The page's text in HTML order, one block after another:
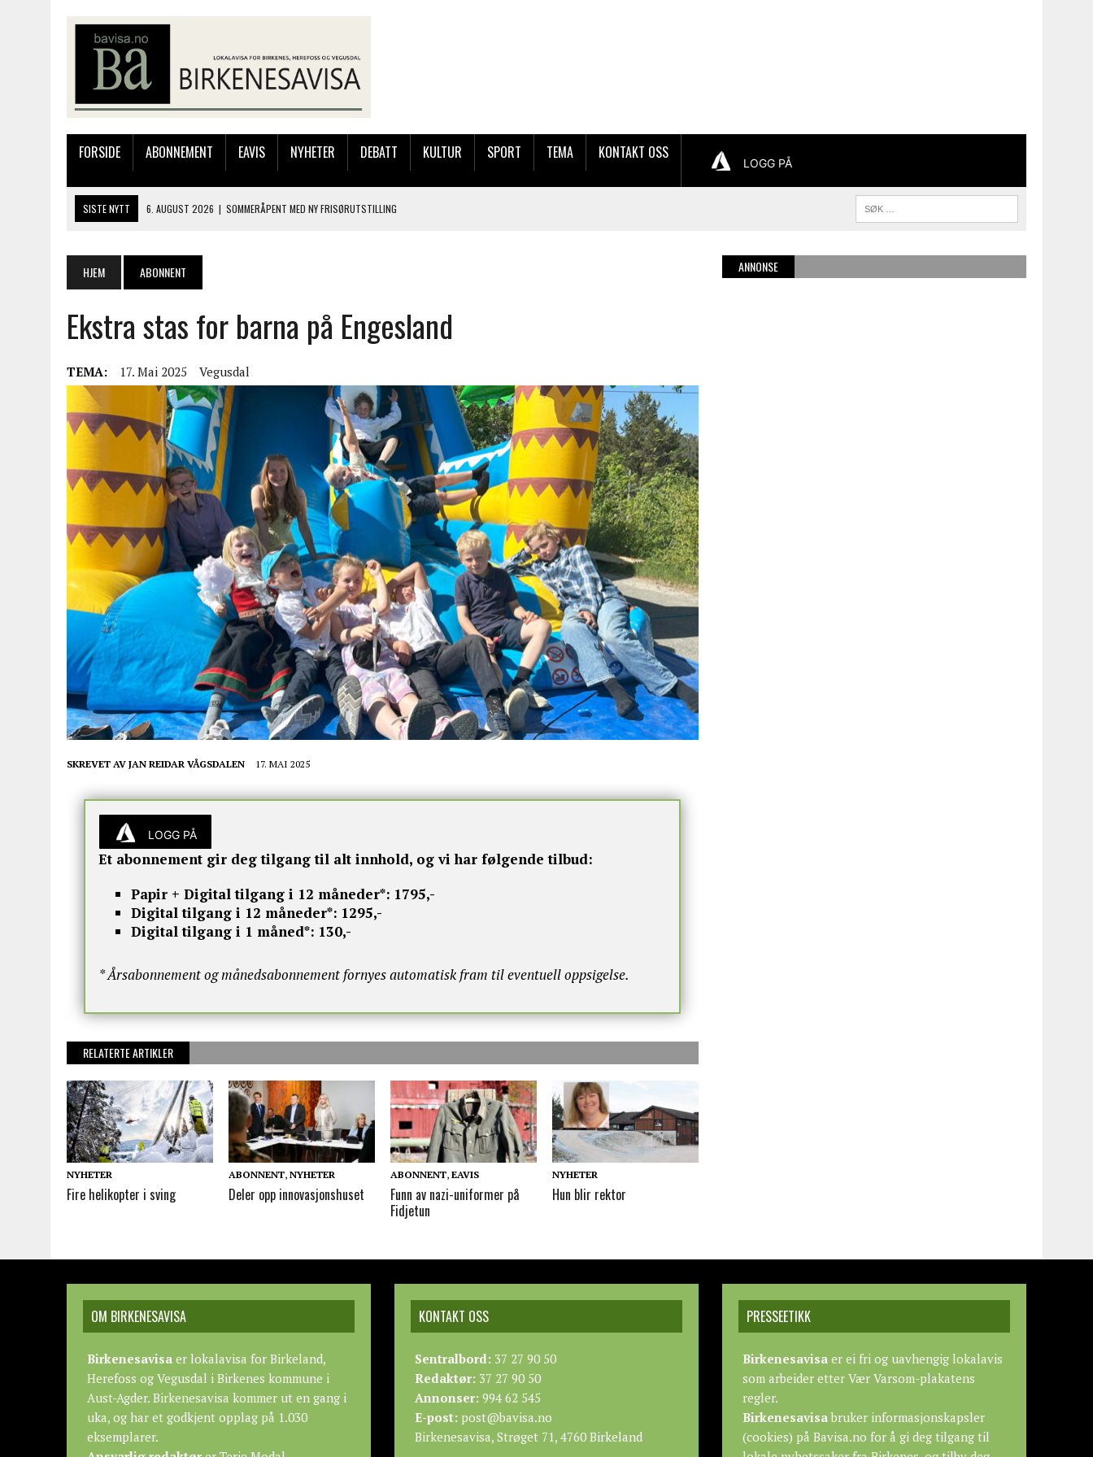
FORSIDE ABONNEMENT EAVIS NYHETER DEBATT KULTUR SPORT TEMA KONTAKT OSS
LOGG PÅ
SISTE NYTT 6. AUGUST 2026 | SOMMERÅPENT MED NY FRISØRUTSTILLING
4. AUGUST 2026 | MUSIKANTER FRA BIRKELAND STORKOSTE SEG PÅ LYNGDALSKURSENE
6. AUGUST 2026
| FRA BARNDOMSMINNER TIL NYE OPPLEVELSER PÅ FLAKK GÅRD
HJEM ABONNENT
Ekstra stas for barna på Engesland
TEMA: 17. Mai 2025 Vegusdal
SKREVET AV JAN REIDAR VÅGSDALEN 17. MAI 2025
LOGG PÅ
Et abonnement gir deg tilgang til alt innhold, og vi har følgende tilbud:
Papir + Digital tilgang i 12 måneder*: 1795,-
Digital tilgang i 12 måneder*: 1295,-
Digital tilgang i 1 måned*: 130,-
* Årsabonnement og månedsabonnement fornyes automatisk fram til eventuell oppsigelse.
RELATERTE ARTIKLER
NYHETER
Fire helikopter i sving
ABONNENT,NYHETER
Deler opp innovasjonshuset
ABONNENT,EAVIS
Funn av nazi-uniformer på
Fidjetun
NYHETER
Hun blir rektor
ANNONSE
OM BIRKENESAVISA
Birkenesavisa er lokalavisa for Birkeland,
Herefoss og Vegusdal i Birkenes kommune i
Aust-Agder. Birkenesavisa kommer ut en gang i
uka, og har et godkjent opplag på 1.030
eksemplarer.
KONTAKT OSS
Sentralbord: 37 27 90 50
Redaktør: 37 27 90 50
Annonser: 994 62 545
E-post: post@bavisa.no
Birkenesavisa, Strøget 71, 4760 Birkeland
PRESSEETIKK
Birkenesavisa er ei fri og uavhengig lokalavis
som arbeider etterVær Varsom-plakatens
regler.
Birkenesavisabruker informasjonskapsler
(cookies) på Bavisa.no for å gi deg tilgang til